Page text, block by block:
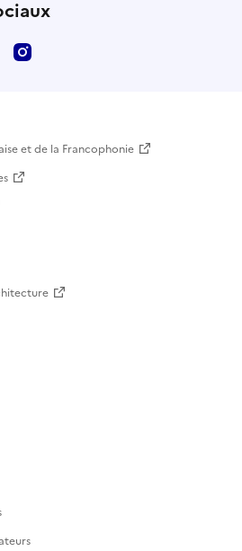
Facebook
et de la Francophonie